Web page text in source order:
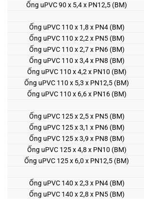
Ống uPVC 90 x 5,4 x PN12,5 (BM)
Ống uPVC 110 x 1,8 x PN4 (BM)
Ống uPVC 110 x 2,2 x PN5 (BM)
Ống uPVC 110 x 2,7 x PN6 (BM)
Ống uPVC 110 x 3,4 x PN8 (BM)
Ống uPVC 110 x 4,2 x PN10 (BM)
Ống uPVC 110 x 5,3 x PN12,5 (BM)
Ống uPVC 110 x 6,6 x PN16 (BM)
Ống uPVC 125 x 2,5 x PN5 (BM)
Ống uPVC 125 x 3,1 x PN6 (BM)
Ống uPVC 125 x 3,9 x PN8 (BM)
Ống uPVC 125 x 4,8 x PN10 (BM)
Ống uPVC 125 x 6,0 x PN12,5 (BM)
Ống uPVC 140 x 2,3 x PN4 (BM)
Ống uPVC 140 x 2,8 x PN5 (BM)